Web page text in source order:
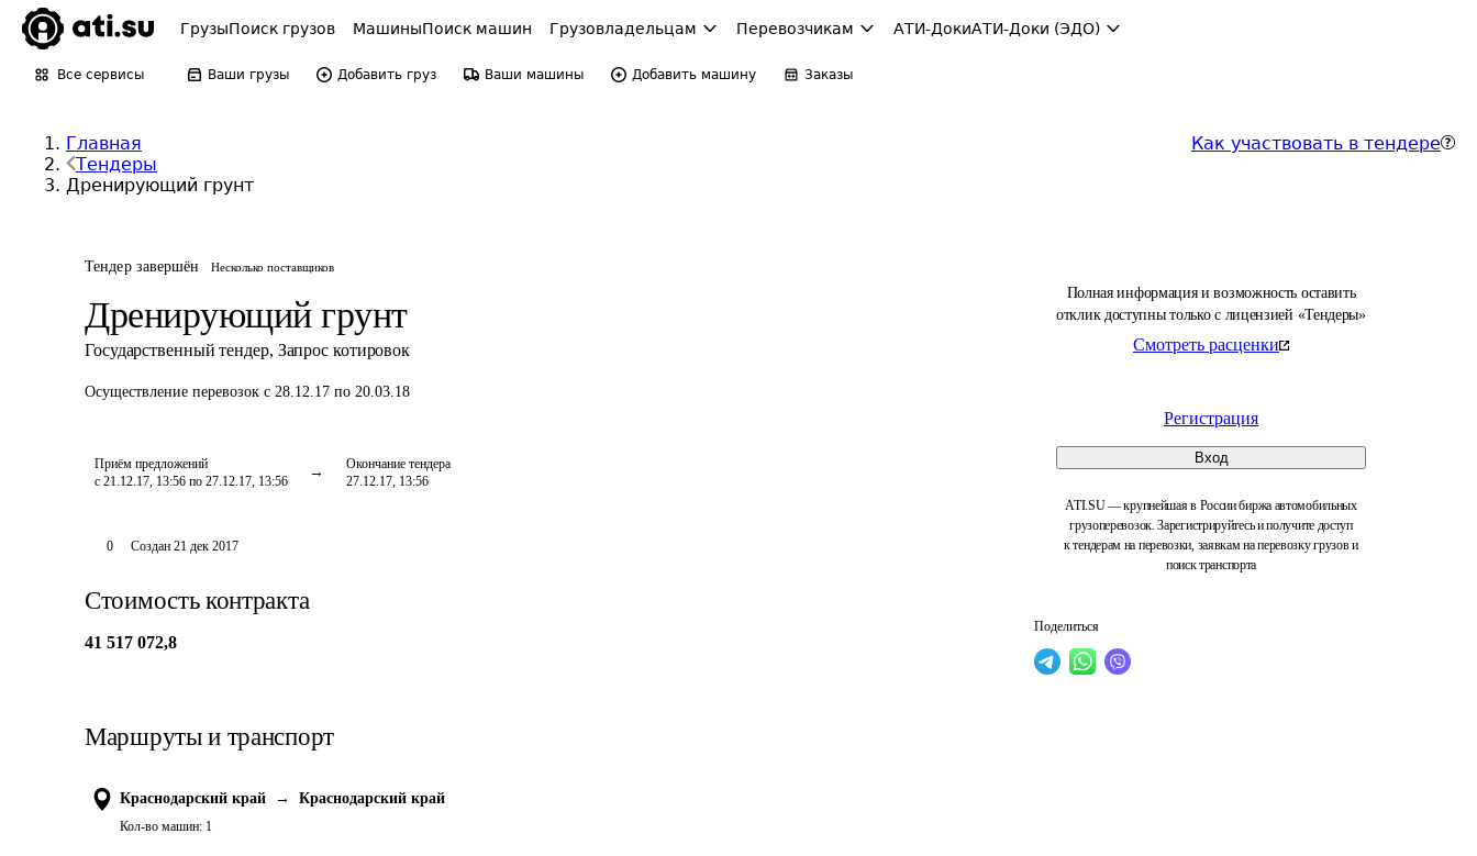
ГрузыПоиск грузов МашиныПоиск машин Грузовладельцам Перевозчикам АТИ-ДокиАТИ-Доки (ЭДО)
Все сервисы Ваши грузы Добавить груз Ваши машины Добавить машину Заказы
Главная
Тендеры
Дренирующий грунт
Как участвовать в тендере
Тендер завершён Несколько поставщиков
Дренирующий грунт
Государственный тендер, Запрос котировок
Осуществление перевозок с 28.12.17 по 20.03.18
Приём предложений
с 21.12.17, 13:56 по 27.12.17, 13:56
Окончание тендера
27.12.17, 13:56
Полная информация и возможность оставить
отклик доступны только с лицензией «Тендеры»
Смотреть расценки
Регистрация
Вход
ATI.SU — крупнейшая в России биржа автомобильных
грузоперевозок. Зарегистрируйтесь и получите доступ
к тендерам на перевозки, заявкам на перевозку грузов и
поиск транспорта
Поделиться
0 Создан 21 дек 2017
Стоимость контракта
41 517 072,8
Маршруты и транспорт
Краснодарский край → Краснодарский край
Кол-во машин: 1